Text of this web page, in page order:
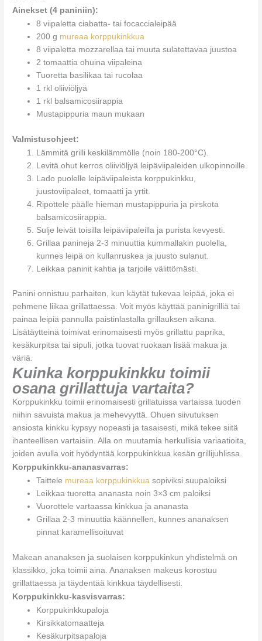
Ainekset (4 paniniin):
8 viipaletta ciabatta- tai focaccialeipää
200 g mureaa korppukinkkua
8 viipaletta mozzarellaa tai muuta sulatettavaa juustoa
2 tomaattia ohuina viipaleina
Tuoretta basilikaa tai rucolaa
1 rkl oliiviöljyä
1 rkl balsamicosiirappia
Mustapippuria maun mukaan
Valmistusohjeet:
Lämmitä grilli keskilämmölle (noin 180-200°C).
Levitä ohut kerros oliiviöljyä leipäviipaleiden ulkopinnoille.
Lado puolelle leipäviipaleista korppukinkku,
juustoviipaleet, tomaatti ja yrtit.
Ripottele päälle hieman mustapippuria ja pirskota
balsamicosiirappia.
Sulje leivät toisilla leipäviipaleilla ja purista kevyesti.
Grillaa panineja 2-3 minuuttia kummallakin puolella,
kunnes leipä on kullanruskea ja juusto sulanut.
Leikkaa paninit kahtia ja tarjoile välittömästi.
Panini onnistuu parhaiten, kun käytät tukevaa leipää, joka ei
pehmene liikaa grillattaessa. Voit myös käyttää paninigrilliä tai
painaa leipiä pannulla paistinlastalla grillauksen aikana.
Lisätäytteinä toimivat erinomaisesti myös grillattu paprika,
kesäkurpitsa tai sipuli, jotka tuovat ruokaan lisää makua ja
väriä.
Kuinka korppukinkku toimii
osana grillattuja vartaita?
Korppukinkku toimii erinomaisesti grillatuissa vartaissa tuoden
niihin savuista makua ja mehevyyttä. Ohuen siivutuksen
ansiosta kinkku kypsyy nopeasti ja tasaisesti, mikä tekee siitä
ihanteellisen vartaisiin. Alla on muutamia herkullisia variaatioita,
joiden avulla voit hyödyntää korppukinkkua kesän grillijuhlissa.
Korppukinkku-ananasvarras:
Taittele mureaa korppukinkkua sopiviksi suupaloiksi
Leikkaa tuoretta ananasta noin 3×3 cm paloiksi
Vuorottele vartaassa kinkkua ja ananasta
Grillaa 2-3 minuuttia käännellen, kunnes ananaksen
pinnat karamellisoituvat
Makean ananaksen ja suolaisen korppukinkun yhdistelmä on
klassikko, joka toimii aina. Ananaksen makeus korostuu
grillattaessa ja täydentää kinkkua täydellisesti.
Korppukinkku-kasvisvarras:
Korppukinkkupaloja
Kirsikkatomaatteja
Kesäkurpitsapaloja